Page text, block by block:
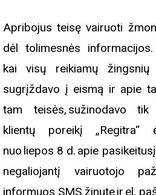
Apribojus teisę vairuoti
dėl tolimesnės informacijos.
kai visų reikiamų žingsnių
sugrįždavo į eismą ir apie
tam teisės, sužinodavo tik
klientų poreikį „Regitra“
nuo liepos 8 d. apie
negaliojantį vairuotojo
informuos SMS žinute ir el.